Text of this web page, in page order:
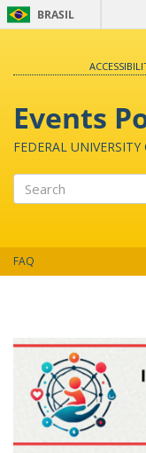
BRASIL
Events
FEDERAL
FAQ